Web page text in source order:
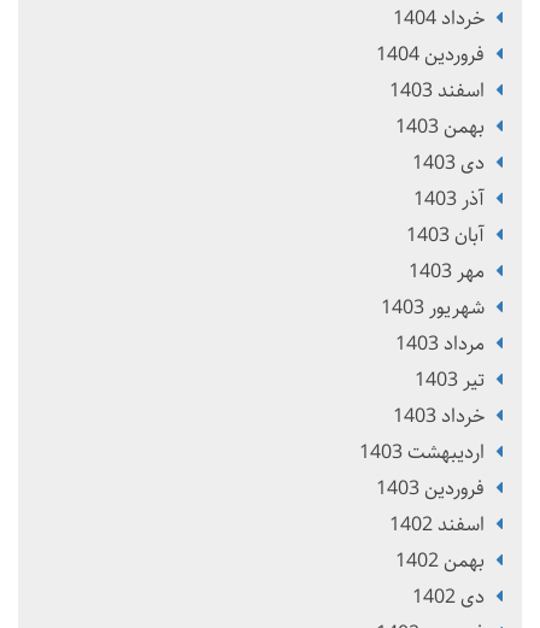
خرداد 1404
فروردین 1404
اسفند 1403
بهمن 1403
دی 1403
آذر 1403
آبان 1403
مهر 1403
شهریور 1403
مرداد 1403
تير 1403
خرداد 1403
ارديبهشت 1403
فروردین 1403
اسفند 1402
بهمن 1402
دی 1402